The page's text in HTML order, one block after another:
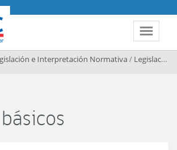
Toggle
e Interpretación Normativa/ Legislación
compartir